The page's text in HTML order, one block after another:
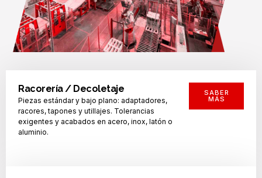
Racorería / Decoletaje
Piezas estándar y bajo plano: adaptadores,
racores, tapones y utillajes. Tolerancias
exigentes y acabados en acero, inox, latón o
aluminio.
SABER
MÁS